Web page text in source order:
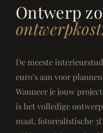
Ontwerp
ontwerpkost.
De meeste
euro’s aan voor
Wanneer je jouw
is het volledige
maat, fotorealistische